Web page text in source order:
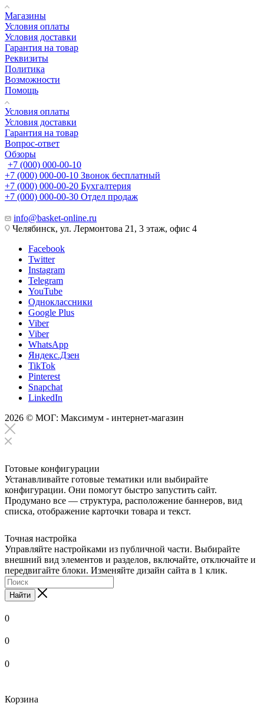
Магазины
Условия оплаты
Условия доставки
Гарантия на товар
Реквизиты
Политика
Возможности
Помощь
Условия оплаты
Условия доставки
Гарантия на товар
Вопрос-ответ
Обзоры
+7 (000) 000-00-10
+7 (000) 000-00-10 Звонок бесплатный
+7 (000) 000-00-20 Бухгалтерия
+7 (000) 000-00-30 Отдел продаж
info@basket-online.ru
Челябинск, ул. Лермонтова 21, 3 этаж, офис 4
Facebook
Twitter
Instagram
Telegram
YouTube
Одноклассники
Google Plus
Viber
Viber
WhatsApp
Яндекс.Дзен
TikTok
Pinterest
Snapchat
LinkedIn
2026 © МОГ: Максимум - интернет-магазин
Готовые конфигурации
Устанавливайте готовые тематики или выбирайте
конфигурации. Они помогут быстро запустить сайт.
Продумано все — структура, расположение баннеров, вид
списка, отображение карточки товара и текст.
Точная настройка
Управляйте настройками из публичной части. Выбирайте
внешний вид элементов и разделов, включайте, отключайте и
передвигайте блоки. Изменяйте дизайн сайта в 1 клик.
Найти
0
0
0
Корзина